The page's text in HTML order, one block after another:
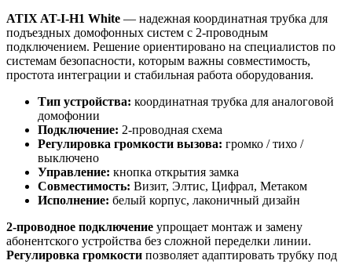
ATIX AT-I-H1 White — надежная координатная трубка для
подъездных домофонных систем с 2-проводным
подключением. Решение ориентировано на специалистов по
системам безопасности, которым важны совместимость,
простота интеграции и стабильная работа оборудования.
Тип устройства: координатная трубка для аналоговой
домофонии
Подключение: 2-проводная схема
Регулировка громкости вызова: громко / тихо /
выключено
Управление: кнопка открытия замка
Совместимость: Визит, Элтис, Цифрал, Метаком
Исполнение: белый корпус, лаконичный дизайн
2-проводное подключение упрощает монтаж и замену
абонентского устройства без сложной переделки линии.
Регулировка громкости позволяет адаптировать трубку под